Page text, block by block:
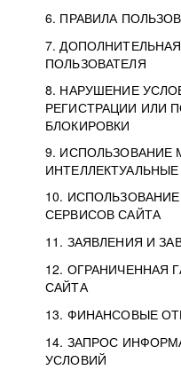
6. ПРАВИЛА
7.
ПОЛЬЗОВАТЕЛЯ
8. НАРУШЕНИЕ
РЕГИСТРАЦИИ ИЛИ
БЛОКИРОВКИ
9. ИСПОЛЬЗОВАНИЕ
10.
СЕРВИСОВ САЙТА
11. ЗАЯВЛЕНИЯ И
12. ОГРАНИЧЕННАЯ
САЙТА
13. ФИНАНСОВЫЕ
14. ЗАПРОС
УСЛОВИЙ